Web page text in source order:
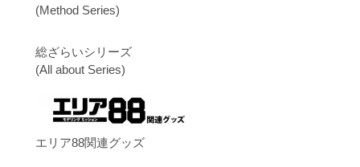
(Method Series)
総ざらいシリーズ
(All about Series)
エリア88関連グッズ